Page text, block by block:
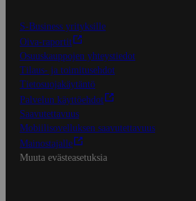
S-Business yrityksille
Oiva-raportit
Osuuskauppojen yhteystiedot
Tilaus- ja toimitusehdot
Tietosuojakäytäntö
Palvelun käyttöehdot
Saavutettavuus
Mobiilisovelluksen saavutettavuus
Mainostajalle
Muuta evästeasetuksia